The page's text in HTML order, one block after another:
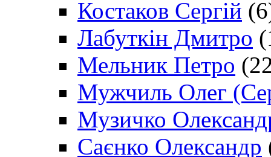
Костаков Сергій
Лабуткін Дмитро
Мельник Петро
Мужчиль Олег
Музичко
Саєнко Олександр